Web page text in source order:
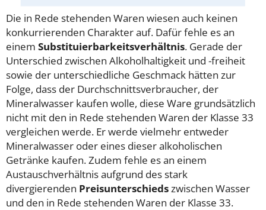
Die in Rede stehenden Waren wiesen auch keinen
konkurrierenden Charakter auf. Dafür fehle es an
einem Substituierbarkeitsverhältnis. Gerade der
Unterschied zwischen Alkoholhaltigkeit und -freiheit
sowie der unterschiedliche Geschmack hätten zur
Folge, dass der Durchschnittsverbraucher, der
Mineralwasser kaufen wolle, diese Ware grundsätzlich
nicht mit den in Rede stehenden Waren der Klasse 33
vergleichen werde. Er werde vielmehr entweder
Mineralwasser oder eines dieser alkoholischen
Getränke kaufen. Zudem fehle es an einem
Austauschverhältnis aufgrund des stark
divergierenden Preisunterschiedszwischen Wasser
und den in Rede stehenden Waren der Klasse 33.